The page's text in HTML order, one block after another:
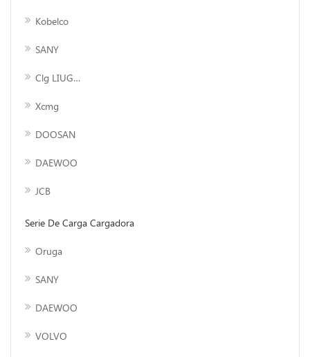
Kobelco
SANY
Clg LIUGONG
Xcmg
DOOSAN
DAEWOO
JCB
Serie De Carga Cargadora
Oruga
SANY
DAEWOO
VOLVO